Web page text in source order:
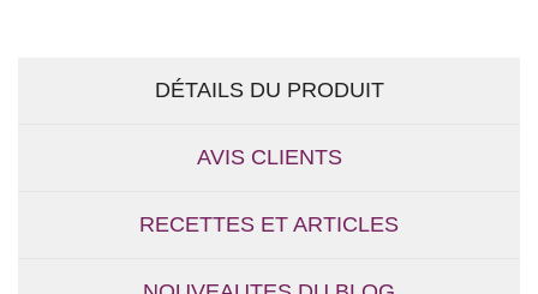
DÉTAILS DU PRODUIT
AVIS CLIENTS
RECETTES ET ARTICLES